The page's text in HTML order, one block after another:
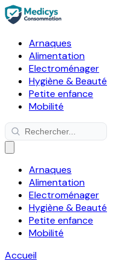
Arnaques
Alimentation
Electroménager
Hygiène & Beauté
Petite enfance
Mobilité
Arnaques
Alimentation
Electroménager
Hygiène & Beauté
Petite enfance
Mobilité
Accueil